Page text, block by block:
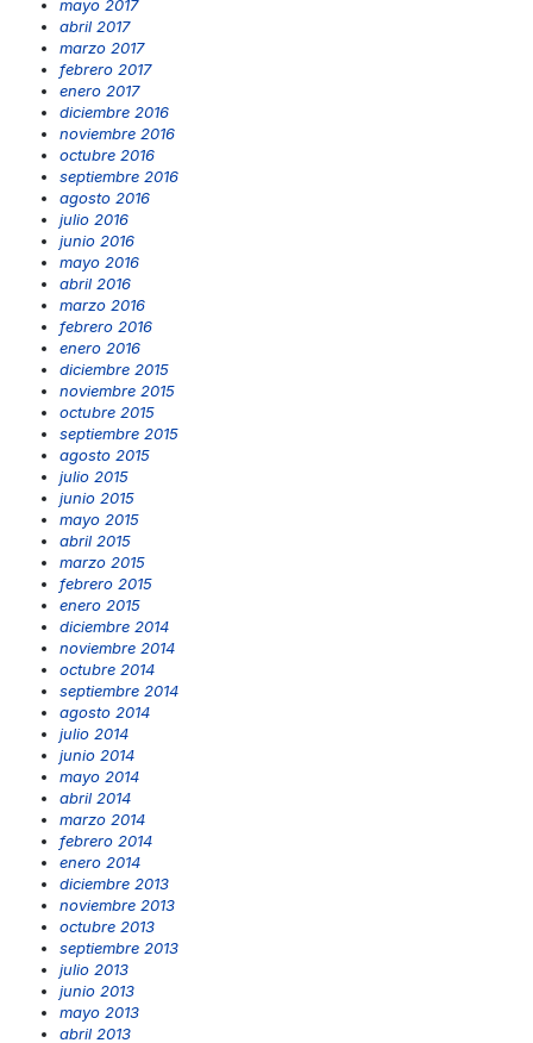
mayo 2017
abril 2017
marzo 2017
febrero 2017
enero 2017
diciembre 2016
noviembre 2016
octubre 2016
septiembre 2016
agosto 2016
julio 2016
junio 2016
mayo 2016
abril 2016
marzo 2016
febrero 2016
enero 2016
diciembre 2015
noviembre 2015
octubre 2015
septiembre 2015
agosto 2015
julio 2015
junio 2015
mayo 2015
abril 2015
marzo 2015
febrero 2015
enero 2015
diciembre 2014
noviembre 2014
octubre 2014
septiembre 2014
agosto 2014
julio 2014
junio 2014
mayo 2014
abril 2014
marzo 2014
febrero 2014
enero 2014
diciembre 2013
noviembre 2013
octubre 2013
septiembre 2013
julio 2013
junio 2013
mayo 2013
abril 2013